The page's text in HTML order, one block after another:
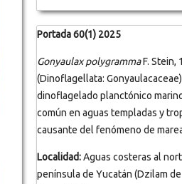
Portada 60(1) 2025
Gonyaulax polygrammaF. Stein,
(Dinoflagellata:
dinoflagelado planctónico
común en aguas templadas y
causante del fenómeno de
Localidad:Aguas costeras al
península de Yucatán (Dzilam de